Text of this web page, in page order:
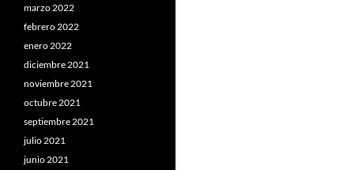
marzo 2022
febrero 2022
enero 2022
diciembre 2021
noviembre 2021
octubre 2021
septiembre 2021
julio 2021
junio 2021